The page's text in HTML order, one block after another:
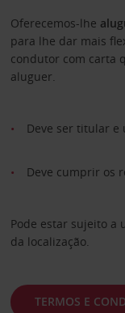
Oferecemos-lhe
para lhe dar mais
condutor com carta
aluguer.
Deve ser titular e
Deve cumprir os
Pode estar sujeito a
da localização.
TERMOS E